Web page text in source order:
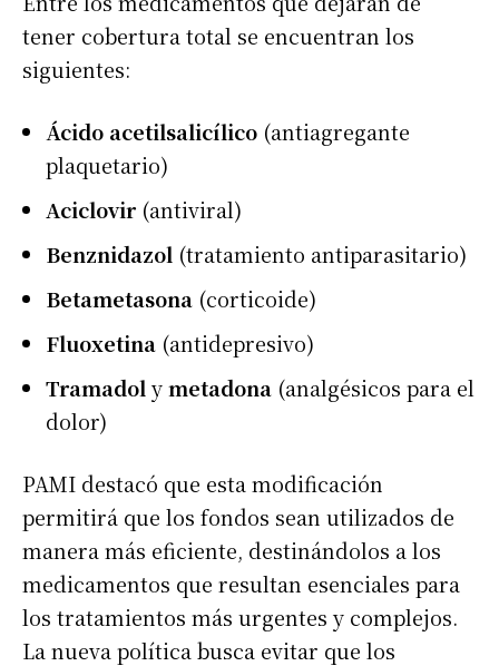
tener cobertura total se encuentran los
siguientes:
Ácido acetilsalicílico (antiagregante
plaquetario)
Aciclovir (antiviral)
Benznidazol (tratamiento antiparasitario)
Betametasona (corticoide)
Fluoxetina (antidepresivo)
Tramadol ymetadona (analgésicos para el
dolor)
PAMI destacó que esta modificación
permitirá que los fondos sean utilizados de
manera más eficiente, destinándolos a los
medicamentos que resultan esenciales para
los tratamientos más urgentes y complejos.
La nueva política busca evitar que los